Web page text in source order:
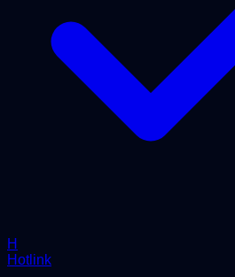
H
Hotlink